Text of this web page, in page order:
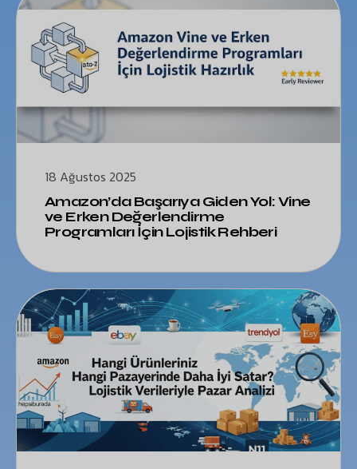
18 Ağustos 2025
Amazon’da Başarıya Giden Yol: Vine
ve Erken Değerlendirme
Programları İçin Lojistik Rehberi